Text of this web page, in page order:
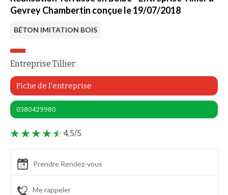
Gevrey Chambertin conçue le 19/07/2018
BÉTON IMITATION BOIS
Entreprise Tillier
Fiche de l'entreprise
0380429980
4,5/5
Prendre Rendez-vous
Me rappeler